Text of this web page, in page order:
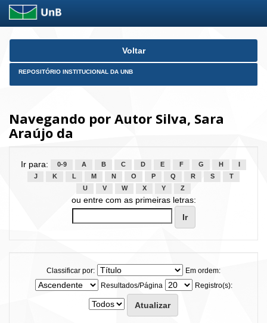
Skip
Voltar
REPOSITÓRIO INSTITUCIONAL DA UNB
Navegando por Autor Silva, Sara
Araújo da
Ir para: 0-9 A B C D E F G H
J
K L M N O P Q R S
T
U
V W X Y Z
ou entre com as primeiras letras:
Classificar por:
Em ordem:
Resultados/Página
Registro(s):